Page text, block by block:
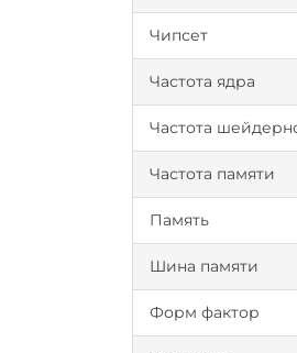
Чипсет
Частота ядра
Частота
Частота памяти
Память
Шина памяти
Форм фактор